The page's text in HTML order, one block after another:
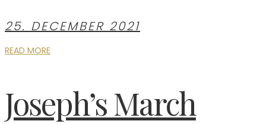
25. DECEMBER 2021
READ MORE
Joseph’s March